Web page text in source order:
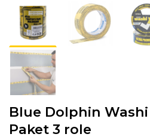
Blue Dolphin Washi
Paket 3 role